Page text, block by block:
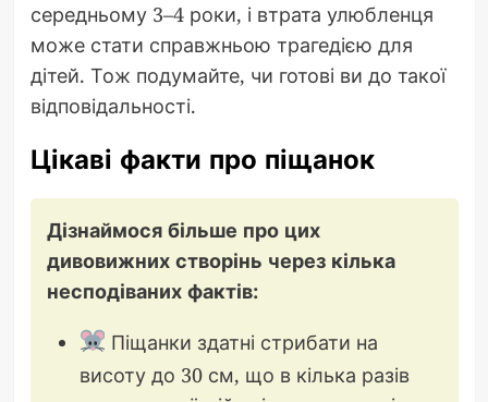
середньому 3–4 роки, і втрата улюбленця
може стати справжньою трагедією для
дітей. Тож подумайте, чи готові ви до такої
відповідальності.
Цікаві факти про піщанок
Дізнаймося більше про цих
дивовижних створінь через кілька
несподіваних фактів:
Піщанки здатні стрибати на
висоту до 30 см, що в кілька разів